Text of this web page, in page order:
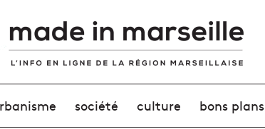
société culture bons plans